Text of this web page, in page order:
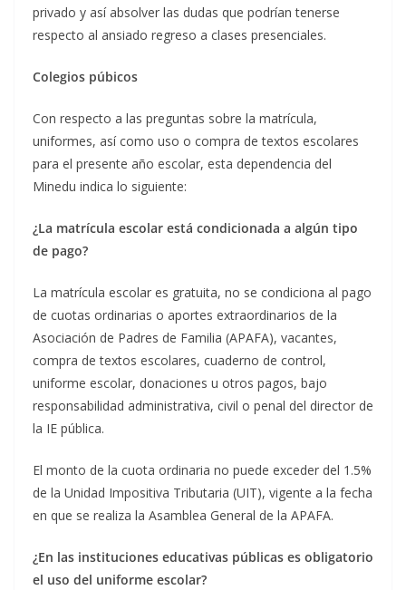
privado y así absolver las dudas que podrían tenerse
respecto al ansiado regreso a clases presenciales.
Colegios púbicos
Con respecto a las preguntas sobre la matrícula,
uniformes, así como uso o compra de textos escolares
para el presente año escolar, esta dependencia del
Minedu indica lo siguiente:
¿La matrícula escolar está condicionada a algún tipo
de pago?
La matrícula escolar es gratuita, no se condiciona al pago
de cuotas ordinarias o aportes extraordinarios de la
Asociación de Padres de Familia (APAFA), vacantes,
compra de textos escolares, cuaderno de control,
uniforme escolar, donaciones u otros pagos, bajo
responsabilidad administrativa, civil o penal del director de
la IE pública.
El monto de la cuota ordinaria no puede exceder del 1.5%
de la Unidad Impositiva Tributaria (UIT), vigente a la fecha
en que se realiza la Asamblea General de la APAFA.
¿En las instituciones educativas públicas es obligatorio
el uso del uniforme escolar?